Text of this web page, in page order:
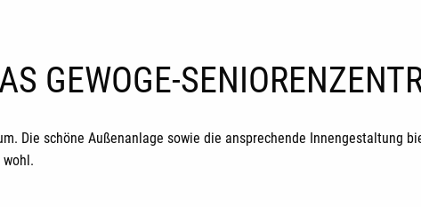
GEWOGE-
Die schöne Außenanlage sowie die ansprechende Innengestaltung
wohl.